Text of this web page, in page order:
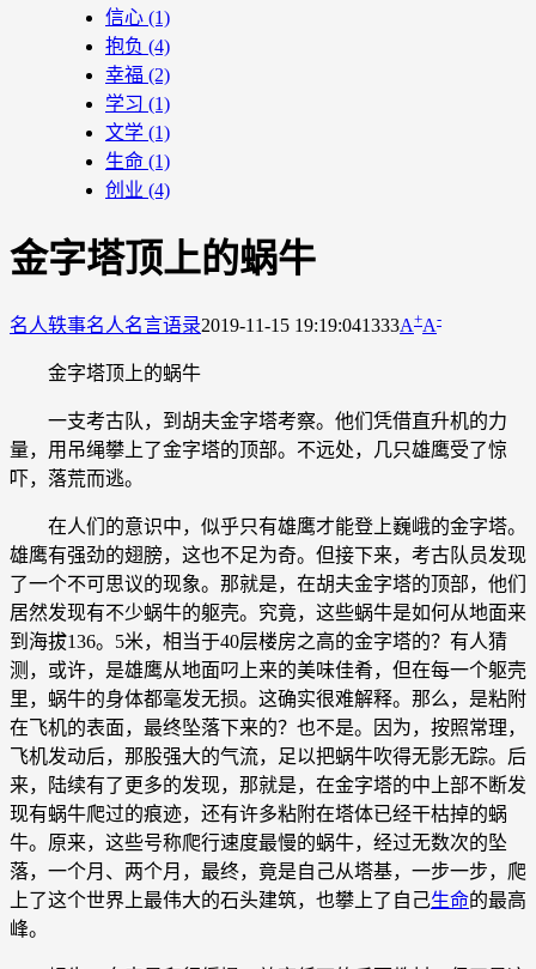
信心 (1)
抱负 (4)
幸福 (2)
学习 (1)
文学 (1)
生命 (1)
创业 (4)
金字塔顶上的蜗牛
名人轶事名人名言语录2019-11-15 19:19:041333A+A-
金字塔顶上的蜗牛
一支考古队，到胡夫金字塔考察。他们凭借直升机的力
量，用吊绳攀上了金字塔的顶部。不远处，几只雄鹰受了惊
吓，落荒而逃。
在人们的意识中，似乎只有雄鹰才能登上巍峨的金字塔。
雄鹰有强劲的翅膀，这也不足为奇。但接下来，考古队员发现
了一个不可思议的现象。那就是，在胡夫金字塔的顶部，他们
居然发现有不少蜗牛的躯壳。究竟，这些蜗牛是如何从地面来
到海拔136。5米，相当于40层楼房之高的金字塔的？有人猜
测，或许，是雄鹰从地面叼上来的美味佳肴，但在每一个躯壳
里，蜗牛的身体都毫发无损。这确实很难解释。那么，是粘附
在飞机的表面，最终坠落下来的？也不是。因为，按照常理，
飞机发动后，那股强大的气流，足以把蜗牛吹得无影无踪。后
来，陆续有了更多的发现，那就是，在金字塔的中上部不断发
现有蜗牛爬过的痕迹，还有许多粘附在塔体已经干枯掉的蜗
牛。原来，这些号称爬行速度最慢的蜗牛，经过无数次的坠
落，一个月、两个月，最终，竟是自己从塔基，一步一步，爬
上了这个世界上最伟大的石头建筑，也攀上了自己生命的最高
峰。